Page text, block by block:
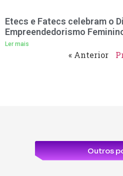
Etecs e Fatecs celebram o
Empreendedorismo
Ler mais
« Anterior
Outros